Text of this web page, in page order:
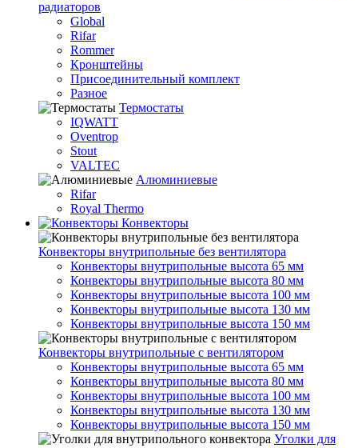
радиаторов
Global
Rifar
Rommer
Кронштейны
Присоединительный комплект
Разное
Термостаты
IQWATT
Oventrop
Stout
VALTEC
Алюминиевые
Rifar
Royal Thermo
Конвекторы
Конвекторы внутрипольные без вентилятора
Конвекторы внутрипольные высота 65 мм
Конвекторы внутрипольные высота 80 мм
Конвекторы внутрипольные высота 100 мм
Конвекторы внутрипольные высота 130 мм
Конвекторы внутрипольные высота 150 мм
Конвекторы внутрипольные с вентилятором
Конвекторы внутрипольные высота 65 мм
Конвекторы внутрипольные высота 80 мм
Конвекторы внутрипольные высота 100 мм
Конвекторы внутрипольные высота 130 мм
Конвекторы внутрипольные высота 150 мм
Уголки для